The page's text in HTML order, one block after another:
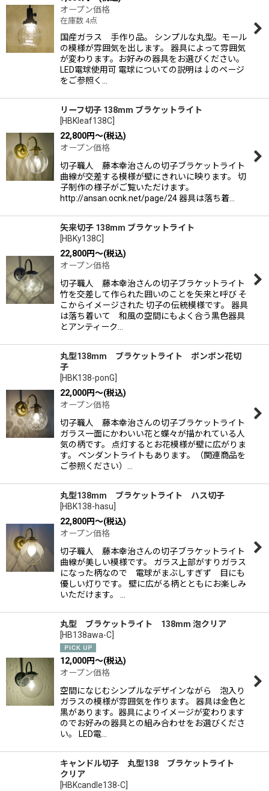
オープン価格
在庫数 4点
国産ガラス 手作り品。 シンプルな丸型。モール
の模様が雰囲気を出します。 器具によって雰囲気
が変わります。お好みの器具をお選びください。
LED電球使用可 電球についての説明は↓のページ
をご参照く…
リーフ切子 138mm ブラケットライト
[HBKleaf138C]
22,800円～(税込)
オープン価格
切子職人 藤本幸治さんの切子ブラケットライト
曲線が交差する模様が壁にきれいに映ります。 切
子制作の様子がご覧いただけます。
http://ansan.ocnk.net/page/24 器具は落ち着…
矢来切子 138mm ブラケットライト
[HBKy138C]
22,800円～(税込)
オープン価格
切子職人 藤本幸治さんの切子ブラケットライト
竹を交差して作られた囲いのことを矢来と呼び そ
こからイメージされた 切子の伝統模様です。 器具
は落ち着いて 和風の空間にもよく合う黒色器具
とアンティーク…
丸型138mm ブラケットライト ポンポン花切
子
[HBK138-ponG]
22,000円～(税込)
オープン価格
切子職人 藤本幸治さんの切子ブラケットライト
ガラス一面にかわいい花と蝶々が描かれている人
気の柄です。 点灯するとお花模様が壁に広がりま
す。 ペンダントライトもあります。（関連商品を
ご参照ください）…
丸型138mm ブラケットライト ハス切子
[HBK138-hasu]
22,800円～(税込)
オープン価格
切子職人 藤本幸治さんの切子ブラケットライト
曲線が美しい模様です。 ガラス上部がすりガラス
になった柄なので 電球がまぶしすぎず 目にも
優しい灯りです。 壁に広がる柄とともにお楽しみ
いただけます。 …
丸型 ブラケットライト 138mm 泡クリア
[HB138awa-C]
12,000円～(税込)
オープン価格
空間になじむシンプルなデザインながら 泡入り
ガラスの模様が雰囲気を作ります。 器具は金色と
黒があります。器具によりイメージが変わります
のでお好みの器具との組み合わせをお選びくださ
い。 LED電…
キャンドル切子 丸型138 ブラケットライト
クリア
[HBKcandle138-C